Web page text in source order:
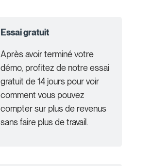
Essai gratuit
Après avoir terminé votre
démo, profitez de notre essai
gratuit de 14 jours pour voir
comment vous pouvez
compter sur plus de revenus
sans faire plus de travail.